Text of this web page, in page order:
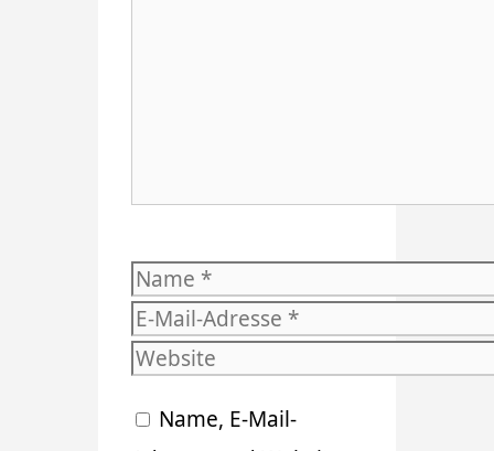
Name
E-
Mail-
Website
Name, E-Mail-